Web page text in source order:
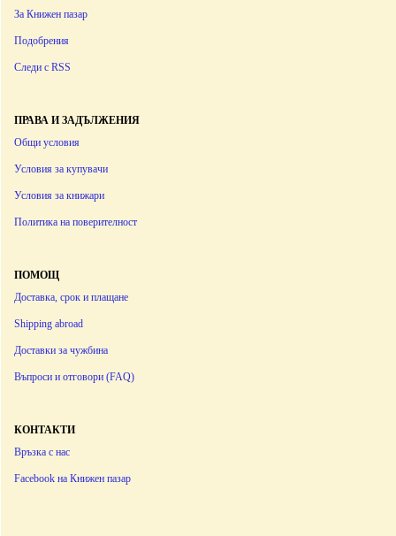
За Книжен пазар
Подобрения
Следи с RSS
ПРАВА И ЗАДЪЛЖЕНИЯ
Общи условия
Условия за купувачи
Условия за книжари
Политика на поверителност
ПОМОЩ
Доставка, срок и плащане
Shipping abroad
Доставки за чужбина
Въпроси и отговори (FAQ)
КОНТАКТИ
Връзка с нас
Facebook на Книжен пазар